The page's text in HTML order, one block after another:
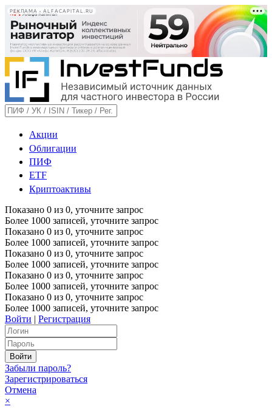
РЕКЛАМА • ALFACAPITAL.RU
Акции
Облигации
ПИФ
ETF
Криптоактивы
Показано 0 из 0, уточните запрос
Более 1000 записей, уточните запрос
Показано 0 из 0, уточните запрос
Более 1000 записей, уточните запрос
Показано 0 из 0, уточните запрос
Более 1000 записей, уточните запрос
Показано 0 из 0, уточните запрос
Более 1000 записей, уточните запрос
Показано 0 из 0, уточните запрос
Более 1000 записей, уточните запрос
Войти | Регистрация
Забыли пароль?
Зарегистрироваться
Отмена
×